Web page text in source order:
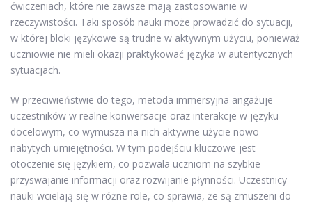
ćwiczeniach, które nie zawsze mają zastosowanie w
rzeczywistości. Taki sposób nauki może prowadzić do sytuacji,
w której bloki językowe są trudne w aktywnym użyciu, ponieważ
uczniowie nie mieli okazji praktykować języka w autentycznych
sytuacjach.
W przeciwieństwie do tego, metoda immersyjna angażuje
uczestników w realne konwersacje oraz interakcje w języku
docelowym, co wymusza na nich aktywne użycie nowo
nabytych umiejętności. W tym podejściu kluczowe jest
otoczenie się językiem, co pozwala uczniom na szybkie
przyswajanie informacji oraz rozwijanie płynności. Uczestnicy
nauki wcielają się w różne role, co sprawia, że są zmuszeni do